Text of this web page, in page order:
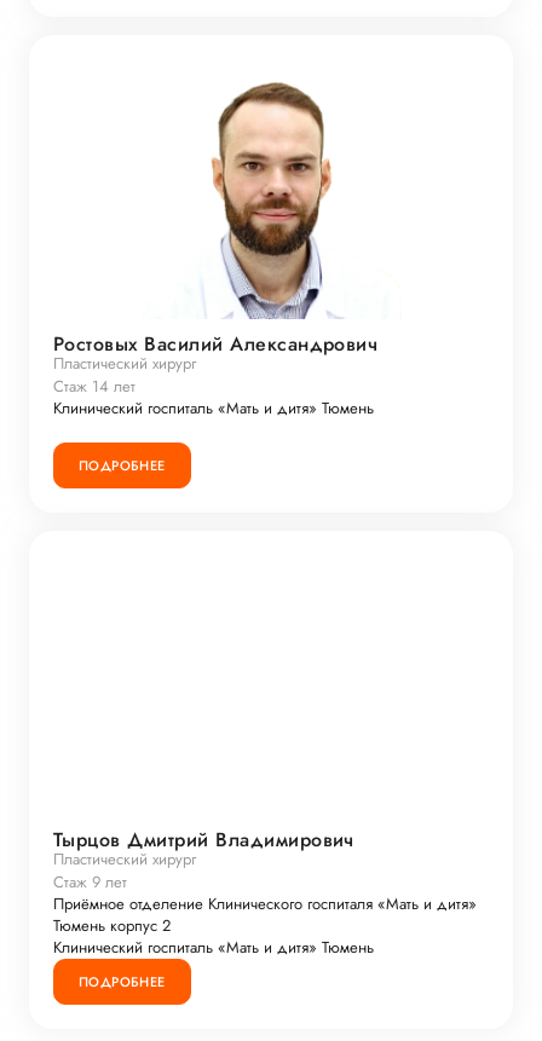
Ростовых Василий Александрович
Пластический хирург
Стаж 14 лет
Клинический госпиталь «Мать и дитя» Тюмень
ПОДРОБНЕЕ
Тырцов Дмитрий Владимирович
Пластический хирург
Стаж 9 лет
Приёмное отделение Клинического госпиталя «Мать и дитя»
Тюмень корпус 2
Клинический госпиталь «Мать и дитя» Тюмень
ПОДРОБНЕЕ